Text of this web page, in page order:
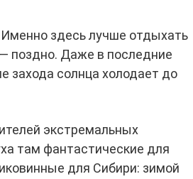
здесь лучше отдыхать
поздно. Даже в последние
захода солнца холодает до
экстремальных
там фантастические для
для Сибири: зимой